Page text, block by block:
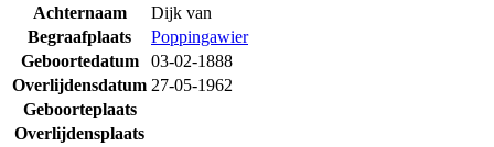
Achternaam
Dijk van
Begraafplaats
Poppingawier
Geboortedatum
03-02-1888
Overlijdensdatum 27-05-1962
Geboorteplaats
Overlijdensplaats